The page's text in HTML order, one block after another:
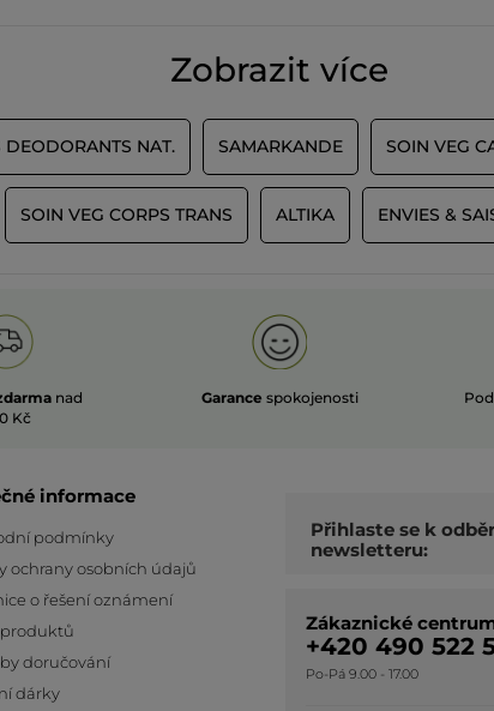
Zobrazit více
DEODORANTS NAT. SAMARKANDE SOIN VEG
SOIN VEG CORPS TRANS ALTIKA ENVIES &
nad
Kč
Garance spokojenosti
informace
podmínky
ochrany osobních údajů
o řešení oznámení
doručování
dárky
Přihlaste se k odběru
newsletteru:
Zákaznické
+420 490 522
Po-Pá 9.00 - 17.00